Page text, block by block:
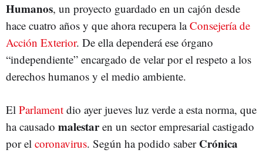
Humanos, un proyecto guardado en un cajón desde
hace cuatro años y que ahora recupera laConsejería de
Acción Exterior. De ella dependerá ese órgano
“independiente” encargado de velar por el respeto a los
derechos humanos y el medio ambiente.
El Parlament dio ayer jueves luz verde a esta norma, que
ha causado malestaren un sector empresarial castigado
por el coronavirus. Según ha podido saber Crónica